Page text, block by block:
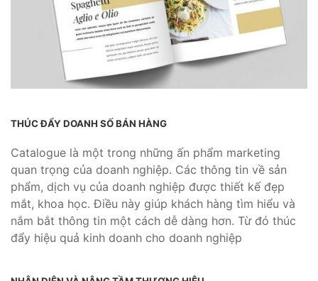
THÚC ĐẨY DOANH SỐ BÁN HÀNG
Catalogue là một trong những ấn phẩm marketing
quan trọng của doanh nghiệp. Các thông tin về sản
phẩm, dịch vụ của doanh nghiệp được thiết kế đẹp
mắt, khoa học. Điều này giúp khách hàng tìm hiểu và
nắm bắt thông tin một cách dễ dàng hơn. Từ đó thúc
đẩy hiệu quả kinh doanh cho doanh nghiệp